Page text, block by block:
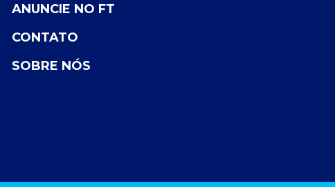
ANUNCIE NO FT
CONTATO
SOBRE NÓS